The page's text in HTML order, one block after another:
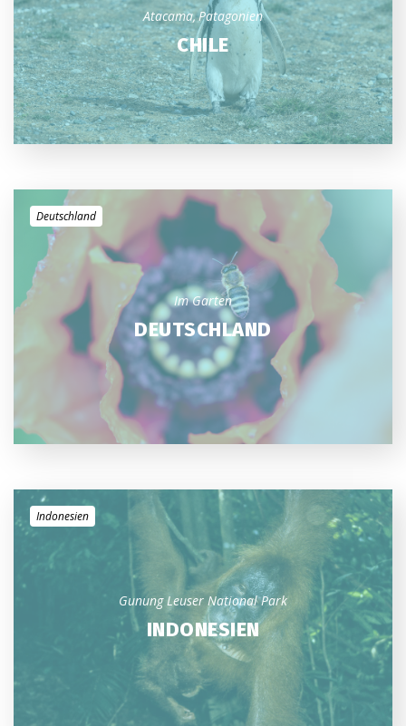
Atacama Patagonien
CHILE
Deutschland
Im Garten
DEUTSCHLAND
Indonesien
Gunung Leuser National Park
INDONESIEN